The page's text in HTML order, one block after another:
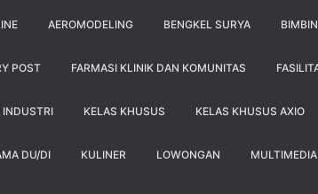
AEROMODELING BENGKEL SURYA
POST FARMASI KLINIK DAN KOMUNITAS
INDUSTRI KELAS KHUSUS KELAS KHUSUS AXIO
DU/DI KULINER LOWONGAN MULTIMEDIA